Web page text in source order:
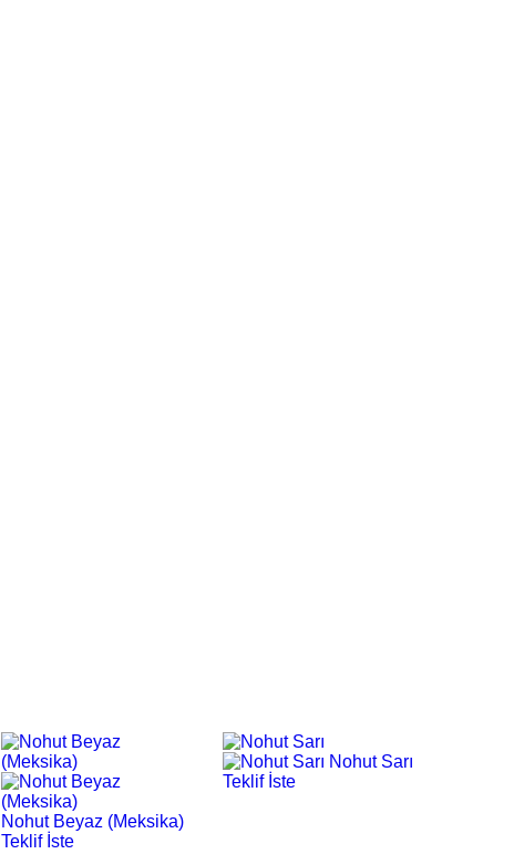
Nohut Beyaz (Meksika)
Teklif İste
Nohut Sarı
Teklif İste